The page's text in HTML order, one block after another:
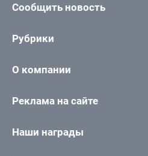
Сообщить новость
Рубрики
О компании
Реклама на сайте
Наши награды